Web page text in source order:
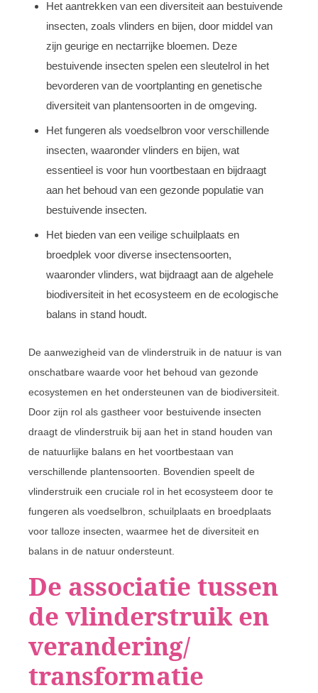
Het aantrekken van een diversiteit aan bestuivende
insecten, zoals vlinders en bijen, door middel van
zijn geurige en nectarrijke bloemen. Deze
bestuivende insecten spelen een sleutelrol in het
bevorderen van de voortplanting en genetische
diversiteit van plantensoorten in de omgeving.
Het fungeren als voedselbron voor verschillende
insecten, waaronder vlinders en bijen, wat
essentieel is voor hun voortbestaan en bijdraagt
aan het behoud van een gezonde populatie van
bestuivende insecten.
Het bieden van een veilige schuilplaats en
broedplek voor diverse insectensoorten,
waaronder vlinders, wat bijdraagt aan de algehele
biodiversiteit in het ecosysteem en de ecologische
balans in stand houdt.
De aanwezigheid van de vlinderstruik in de natuur is van
onschatbare waarde voor het behoud van gezonde
ecosystemen en het ondersteunen van de biodiversiteit.
Door zijn rol als gastheer voor bestuivende insecten
draagt de vlinderstruik bij aan het in stand houden van
de natuurlijke balans en het voortbestaan van
verschillende plantensoorten. Bovendien speelt de
vlinderstruik een cruciale rol in het ecosysteem door te
fungeren als voedselbron, schuilplaats en broedplaats
voor talloze insecten, waarmee het de diversiteit en
balans in de natuur ondersteunt.
De associatie tussen
de vlinderstruik en
verandering/
transformatie